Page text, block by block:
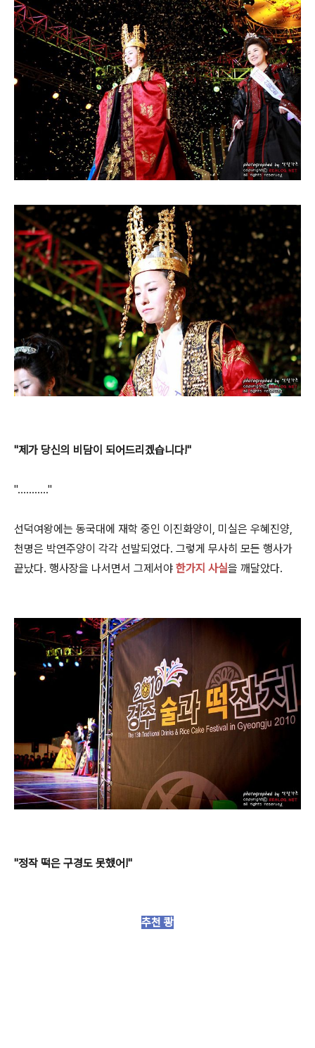
"제가 당신의 비담이 되어드리겠습니다!"
"..........."
선덕여왕에는 동국대에 재학 중인 이진화양이, 미실은 우혜진양,
천명은 박연주양이 각각 선발되었다. 그렇게 무사히 모든 행사가
끝났다. 행사장을 나서면서 그제서야 한가지 사실을 깨달았다.
"정작 떡은 구경도 못했어!"
추천 쾅